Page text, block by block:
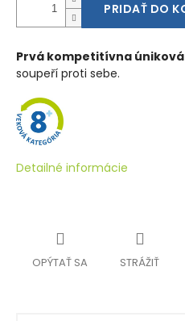
PRIDAŤ DO
Prvá kompetitívna
soupeří proti sebe.
Detailné informácie
OPÝTAŤ SA STRÁŽIŤ